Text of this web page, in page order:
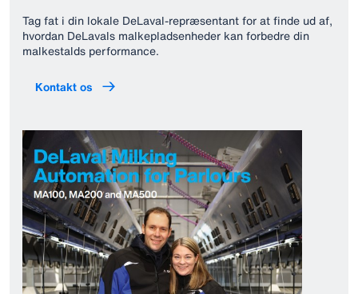
Tag fat i din lokale DeLaval-repræsentant for at finde ud af,
hvordan DeLavals malkepladsenheder kan forbedre din
malkestalds performance.
Kontakt os